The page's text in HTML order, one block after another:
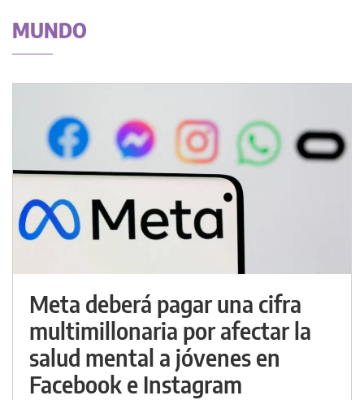
MUNDO
Meta deberá pagar una cifra
multimillonaria por afectar la
salud mental a jóvenes en
Facebook e Instagram